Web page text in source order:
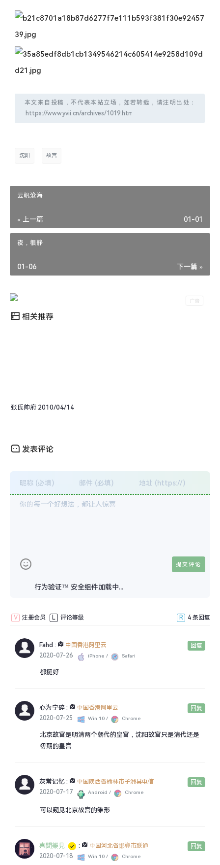
本文来自投稿，不代表本站立场，如若转载，请注明出处：
沈阳 故宫
云帆沧海
« 上一篇 01-01
夜，很静
下一篇 »
01-06
相关推荐
张氏帅府 2010/04/14
发表评论
行为验证™ 安全组件加载中...
V 注册会员 L 评论等级 R 4 条回复
Fahd :
中国香港阿里云
2020-07-26
iPhone / Safari
都挺好
回复
心为宁碎 :
中国香港阿里云
2020-07-25
Win 10 / Chrome
北京故宫是明清两个朝代的皇宫，沈阳故宫只是清代还是
初期的皇宫
回复
灰常记忆 :
中国陕西省榆林市子洲县电信
2020-07-17
Android / Chrome
可以窥见北京故宫的雏形
回复
喜聞樂見 :
中国河北省邯郸市联通
2020-07-18
Win 10 / Chrome
回复